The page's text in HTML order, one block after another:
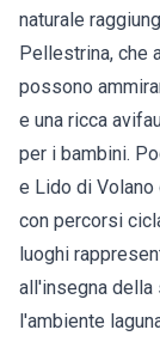
naturale
Pellestrina, che
possono
e una ricca
per i bambini.
e Lido di
con percorsi
luoghi
all'insegna
l'ambiente